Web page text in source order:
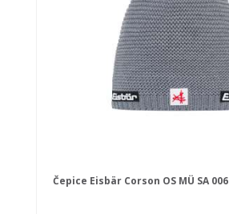
Čepice Eisbär Corson OS MÜ SA 006